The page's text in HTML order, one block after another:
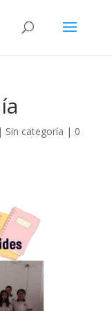
| Sin categoría | 0